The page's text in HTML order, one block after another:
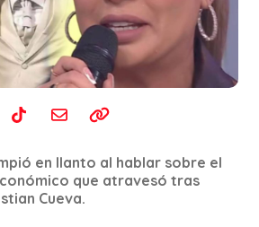
en llanto al hablar sobre el
que atravesó tras
Cueva.